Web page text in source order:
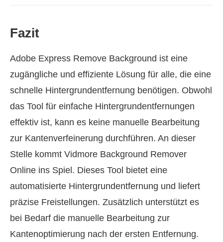
Fazit
Adobe Express Remove Background ist eine
zugängliche und effiziente Lösung für alle, die eine
schnelle Hintergrundentfernung benötigen. Obwohl
das Tool für einfache Hintergrundentfernungen
effektiv ist, kann es keine manuelle Bearbeitung
zur Kantenverfeinerung durchführen. An dieser
Stelle kommt Vidmore Background Remover
Online ins Spiel. Dieses Tool bietet eine
automatisierte Hintergrundentfernung und liefert
präzise Freistellungen. Zusätzlich unterstützt es
bei Bedarf die manuelle Bearbeitung zur
Kantenoptimierung nach der ersten Entfernung.